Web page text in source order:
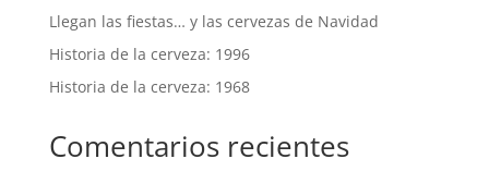
Llegan las fiestas… y las cervezas de Navidad
Historia de la cerveza: 1996
Historia de la cerveza: 1968
Comentarios recientes